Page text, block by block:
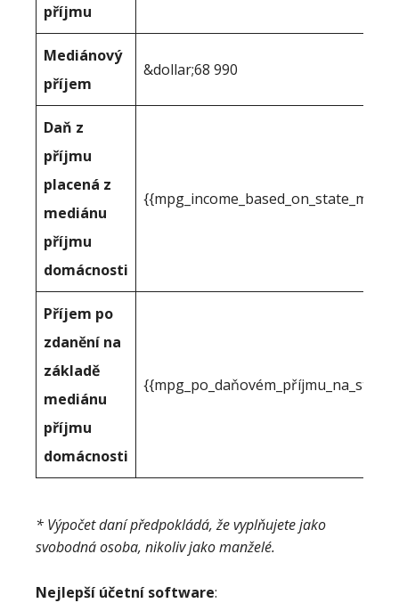
příjmu
Mediánový
příjem
&dollar;68 990
Daň z
příjmu
placená z
mediánu
příjmu
domácnosti
Příjem po
zdanění na
základě
mediánu
příjmu
domácnosti
* Výpočet daní předpokládá, že vyplňujete jako
svobodná osoba, nikoliv jako manželé.
Nejlepší účetní software: